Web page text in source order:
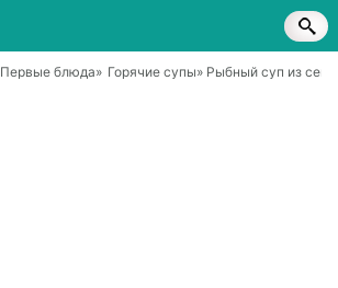
Первые блюда» Горячие супы» Рыбный суп из